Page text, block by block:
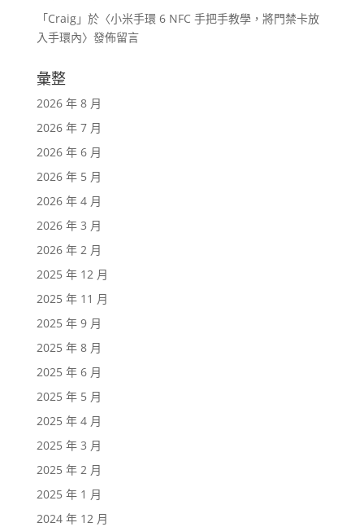
「Craig」於〈小米手環 6 NFC 手把手教學，將門禁卡放
入手環內〉發佈留言
彙整
2026 年 8 月
2026 年 7 月
2026 年 6 月
2026 年 5 月
2026 年 4 月
2026 年 3 月
2026 年 2 月
2025 年 12 月
2025 年 11 月
2025 年 9 月
2025 年 8 月
2025 年 6 月
2025 年 5 月
2025 年 4 月
2025 年 3 月
2025 年 2 月
2025 年 1 月
2024 年 12 月